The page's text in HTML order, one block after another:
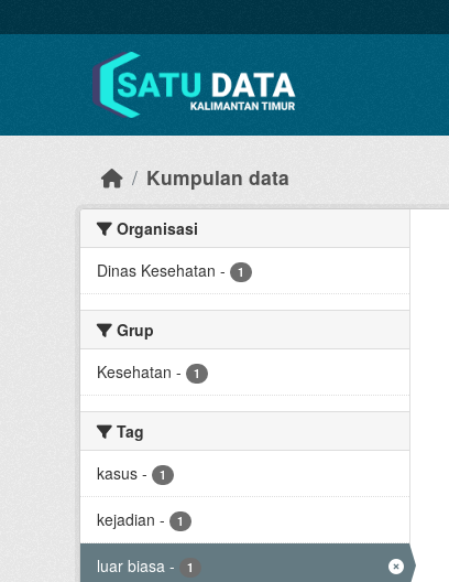
Kumpulan data
Organisasi
Dinas Kesehatan - 1
Grup
Kesehatan - 1
Tag
kasus - 1
kejadian - 1
luar biasa - 1